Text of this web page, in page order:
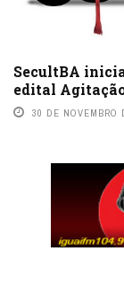
SecultBA
edital
30 DE NOVEMBRO